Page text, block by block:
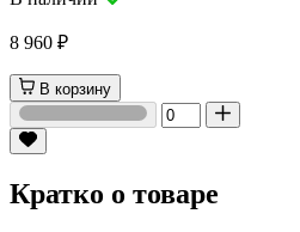
8 960 ₽
В корзину
Кратко о товаре